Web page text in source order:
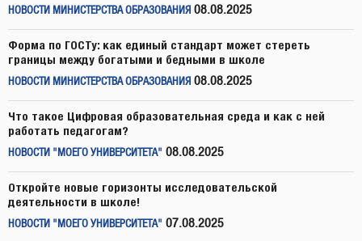
НОВОСТИ МИНИСТЕРСТВА ОБРАЗОВАНИЯ 08.08.2025
Форма по ГОСТу: как единый стандарт может стереть
границы между богатыми и бедными в школе
НОВОСТИ МИНИСТЕРСТВА ОБРАЗОВАНИЯ 08.08.2025
Что такое Цифровая образовательная среда и как с ней
работать педагогам?
НОВОСТИ "МОЕГО УНИВЕРСИТЕТА" 08.08.2025
Откройте новые горизонты исследовательской
деятельности в школе!
НОВОСТИ "МОЕГО УНИВЕРСИТЕТА" 07.08.2025